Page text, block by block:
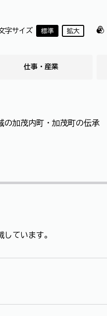
字サイズ 標準 拡大
仕事・産業
の加茂内町・加茂町の伝承
ています。